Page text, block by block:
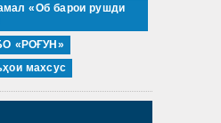
«Об барои рушди
«РОҒУН»
махсус